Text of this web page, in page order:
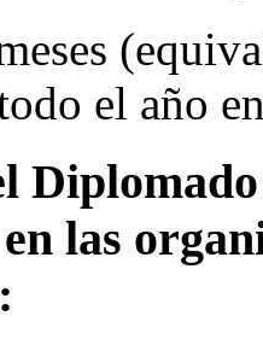
el año
las